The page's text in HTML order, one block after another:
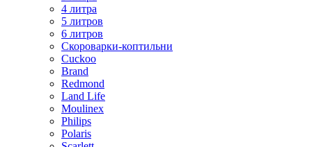
4 литра
5 литров
6 литров
Скороварки-коптильни
Cuckoo
Brand
Redmond
Land Life
Moulinex
Philips
Polaris